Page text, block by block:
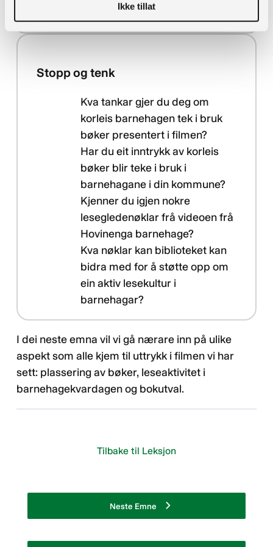
Ikke tillat
Stopp og tenk
Kva tankar gjer du deg om
korleis barnehagen tek i bruk
bøker presentert i filmen?
Har du eit inntrykk av korleis
bøker blir teke i bruk i
barnehagane i din kommune?
Kjenner du igjen nokre
lesegledenøklar frå videoen frå
Hovinenga barnehage?
Kva nøklar kan biblioteket kan
bidra med for å støtte opp om
ein aktiv lesekultur i
barnehagar?
I dei neste emna vil vi gå nærare inn på ulike
aspekt som alle kjem til uttrykk i filmen vi har
sett: plassering av bøker, leseaktivitet i
barnehagekvardagen og bokutval.
Tilbake til Leksjon
Neste Emne